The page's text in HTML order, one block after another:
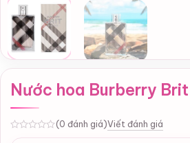
Nước hoa Burberry Brit
(0 đánh giá)Viết đánh giá